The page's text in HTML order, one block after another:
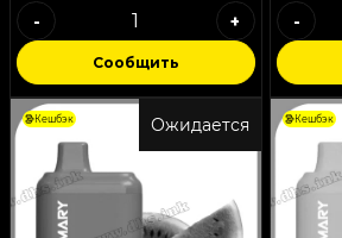
- +
Сообщить
-
Ожидается
Кешбэк Кешбэк